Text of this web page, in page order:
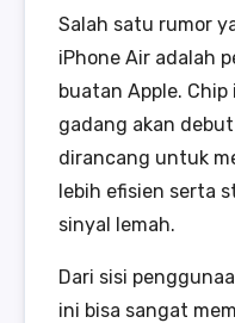
Salah satu rumor
iPhone Air adalah
buatan Apple.
gadang akan
dirancang untuk
lebih efisien serta
sinyal lemah.
Dari sisi
ini bisa sangat